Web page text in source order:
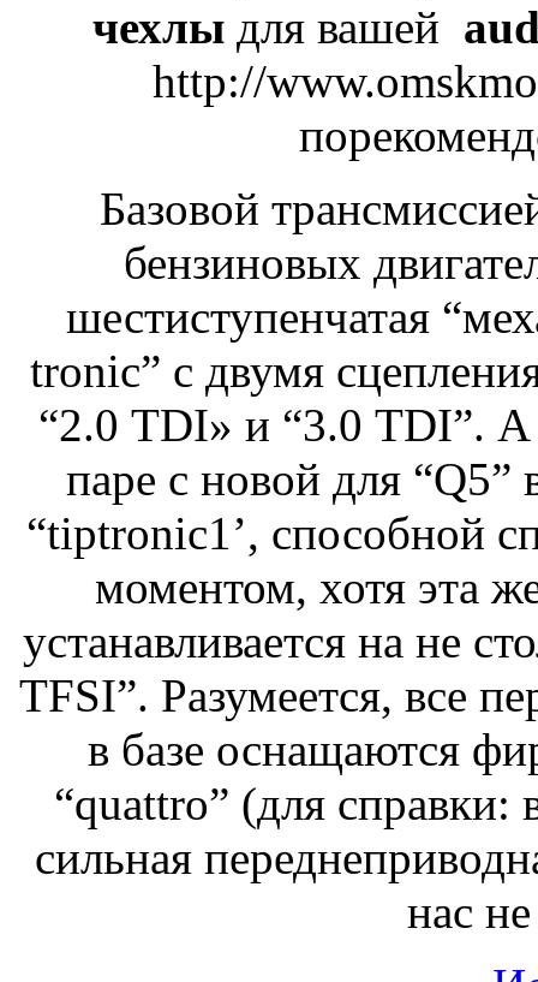
чехлыдля вашей
http://
Базовой
бензиновых
шестиступенчатая
tronic” с двумя
“2.0 TDI» и “3.0 TDI”. А
паре с новой для “Q5”
“tiptronic1’, способной
моментом, хотя эта
устанавливается на не
TFSI”. Разумеется, все
в базе оснащаются
“quattro” (для справки:
сильная
нас